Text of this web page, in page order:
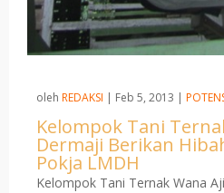
oleh REDAKSI | Feb 5, 2013 |
Kelompok Tani
Dermaji Berikan
Pokja LMDH
Kelompok Tani Ternak Wana